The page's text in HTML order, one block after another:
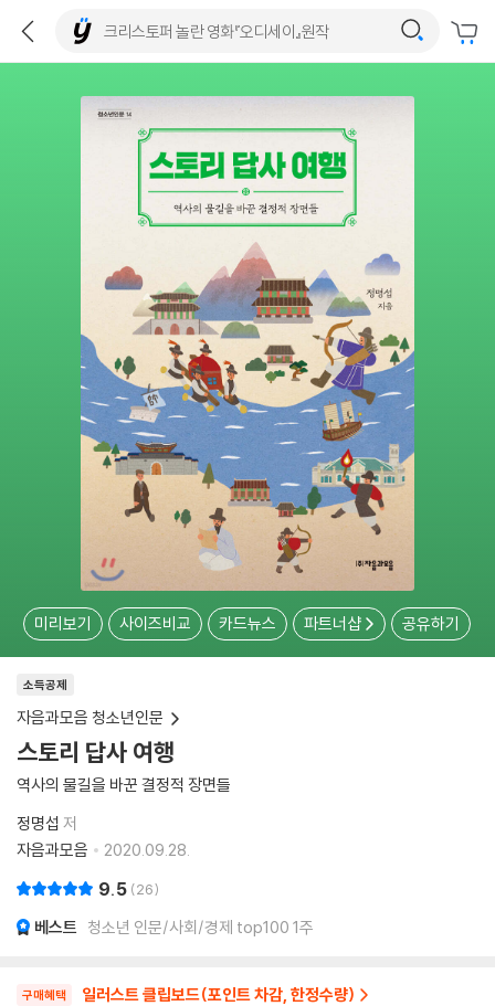
미리보기 사이즈비교 카드뉴스 파트너샵 공유하기
소득공제
자음과모음 청소년인문
스토리 답사 여행
역사의 물길을 바꾼 결정적 장면들
정명섭 저
자음과모음
2020.09.28.
9.5 26
베스트 청소년 인문/사회/경제 top100 1주
구매혜택 일러스트 클립보드(포인트 차감, 한정수량)